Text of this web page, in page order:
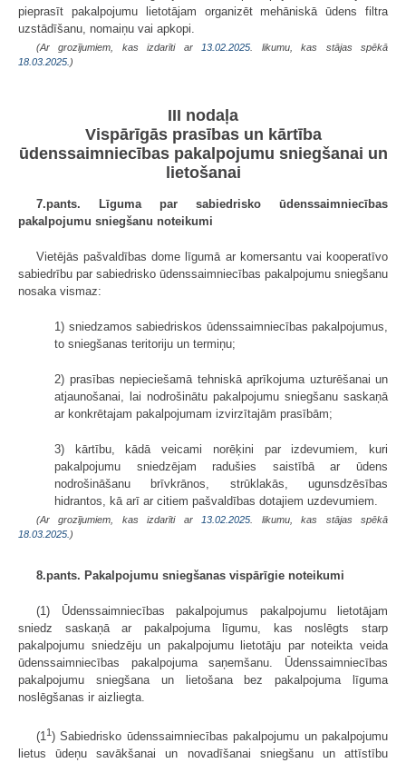
pieprasīt pakalpojumu lietotājam organizēt mehāniskā ūdens filtra
uzstādīšanu, nomaiņu vai apkopi.
(Ar grozījumiem, kas izdarīti ar 13.02.2025 . likumu, kas stājas spēkā
18.03.2025. )
III nodaļa
Vispārīgās prasības un kārtība
ūdenssaimniecības pakalpojumu sniegšanai un
lietošanai
7.pants. Līguma par sabiedrisko ūdenssaimniecības
pakalpojumu sniegšanu noteikumi
Vietējās pašvaldības dome līgumā ar komersantu vai kooperatīvo
sabiedrību par sabiedrisko ūdenssaimniecības pakalpojumu sniegšanu
nosaka vismaz:
1) sniedzamos sabiedriskos ūdenssaimniecības pakalpojumus,
to sniegšanas teritoriju un termiņu;
2) prasības nepieciešamā tehniskā aprīkojuma uzturēšanai un
atjaunošanai, lai nodrošinātu pakalpojumu sniegšanu saskaņā
ar konkrētajam pakalpojumam izvirzītajām prasībām;
3) kārtību, kādā veicami norēķini par izdevumiem, kuri
pakalpojumu sniedzējam radušies saistībā ar ūdens
nodrošināšanu brīvkrānos, strūklakās, ugunsdzēsības
hidrantos, kā arī ar citiem pašvaldības dotajiem uzdevumiem.
(Ar grozījumiem, kas izdarīti ar 13.02.2025 . likumu, kas stājas spēkā
18.03.2025. )
8.pants. Pakalpojumu sniegšanas vispārīgie noteikumi
(1) Ūdenssaimniecības pakalpojumus pakalpojumu lietotājam
sniedz saskaņā ar pakalpojuma līgumu, kas noslēgts starp
pakalpojumu sniedzēju un pakalpojumu lietotāju par noteikta veida
ūdenssaimniecības pakalpojuma saņemšanu. Ūdenssaimniecības
pakalpojumu sniegšana un lietošana bez pakalpojuma līguma
noslēgšanas ir aizliegta.
(11) Sabiedrisko ūdenssaimniecības pakalpojumu un pakalpojumu
lietus ūdeņu savākšanai un novadīšanai sniegšanu un attīstību